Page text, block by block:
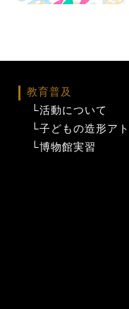
教育普及
└活動について
└子どもの造形ア
└博物館実習